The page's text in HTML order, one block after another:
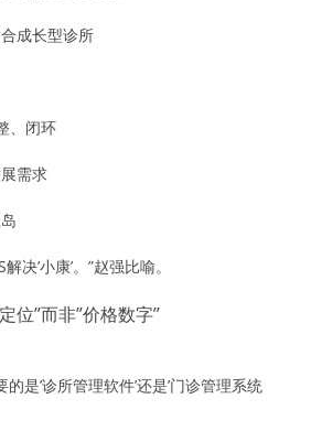
成长型诊所
、闭环
需求
决’小康’。”赵强比喻。
位”而非”价格数字”
是’诊所管理软件’还是’门诊管理系统